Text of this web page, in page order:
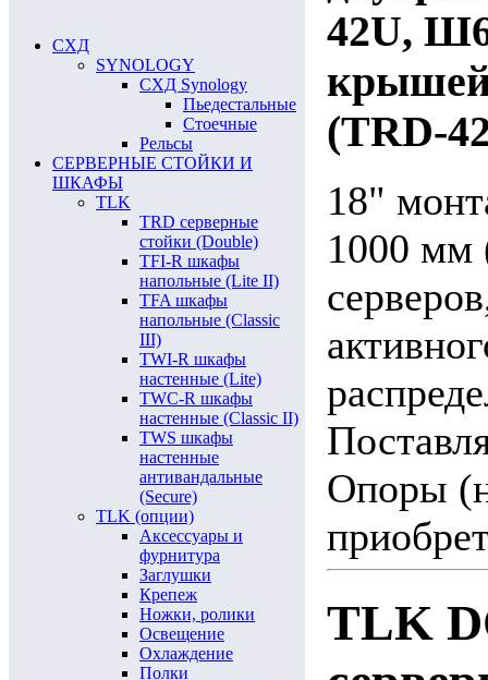
СХД
SYNOLOGY
СХД Synology
Пьедестальные
Стоечные
Рельсы
СЕРВЕРНЫЕ СТОЙКИ И
ШКАФЫ
TLK
TRD серверные
стойки (Double)
TFI-R шкафы
напольные (Lite II)
TFA шкафы
напольные (Classic
III)
TWI-R шкафы
настенные (Lite)
TWC-R шкафы
настенные (Classic II)
TWS шкафы
настенные
антивандальные
(Secure)
TLK (опции)
Аксессуары и
фурнитура
Заглушки
Крепеж
Ножки, ролики
Освещение
Охлаждение
Полки
42U,
(TRD-
18"
1000 мм
Опоры
TLK